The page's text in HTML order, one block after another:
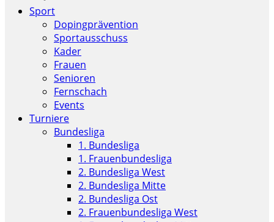
Sport
Dopingprävention
Sportausschuss
Kader
Frauen
Senioren
Fernschach
Events
Turniere
Bundesliga
1. Bundesliga
1. Frauenbundesliga
2. Bundesliga West
2. Bundesliga Mitte
2. Bundesliga Ost
2. Frauenbundesliga West